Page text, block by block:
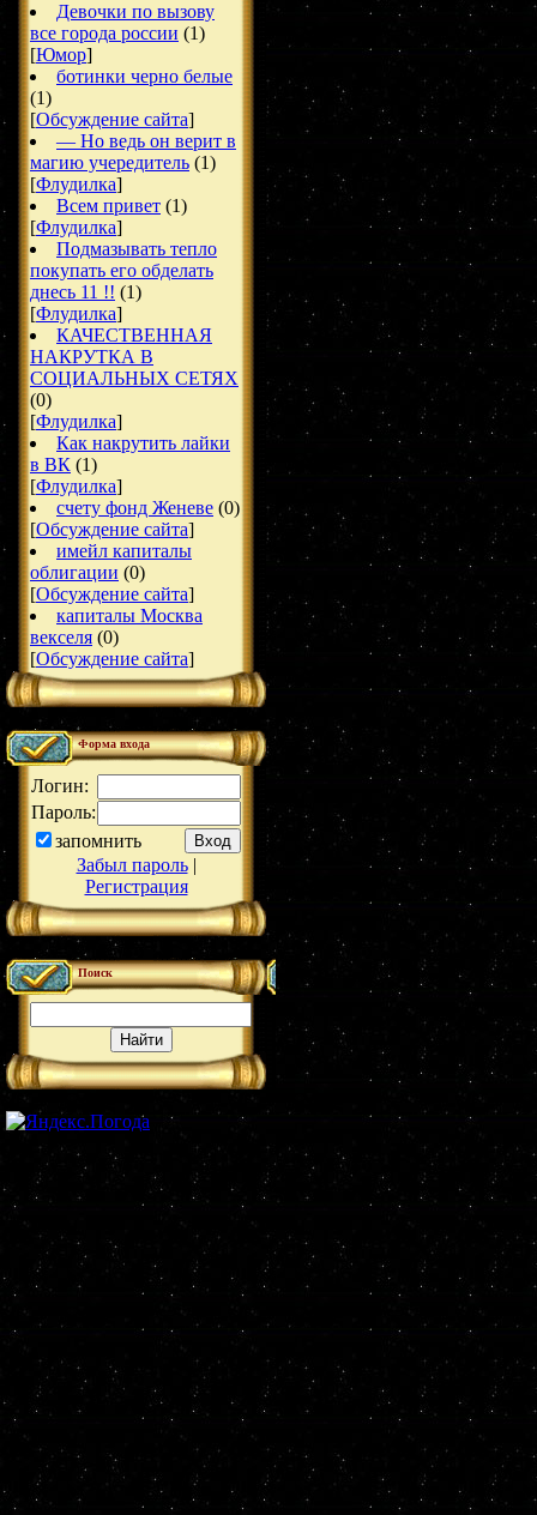
Девочки по вызову
все города россии (1)
[Юмор]
ботинки черно белые
(1)
[Обсуждение сайта]
— Но ведь он верит в
магию учередитель (1)
[Флудилка]
Всем привет (1)
[Флудилка]
Подмазывать тепло
покупать его обделать
днесь 11 !! (1)
[Флудилка]
КАЧЕСТВЕННАЯ
НАКРУТКА В
СОЦИАЛЬНЫХ СЕТЯХ
(0)
[Флудилка]
Как накрутить лайки
в ВК (1)
[Флудилка]
счету фонд Женеве (0)
[Обсуждение сайта]
имейл капиталы
облигации (0)
[Обсуждение сайта]
капиталы Москва
векселя (0)
[Обсуждение сайта]
Форма входа
Логин:
Пароль:
запомнить
Забыл пароль|
Регистрация
Поиск